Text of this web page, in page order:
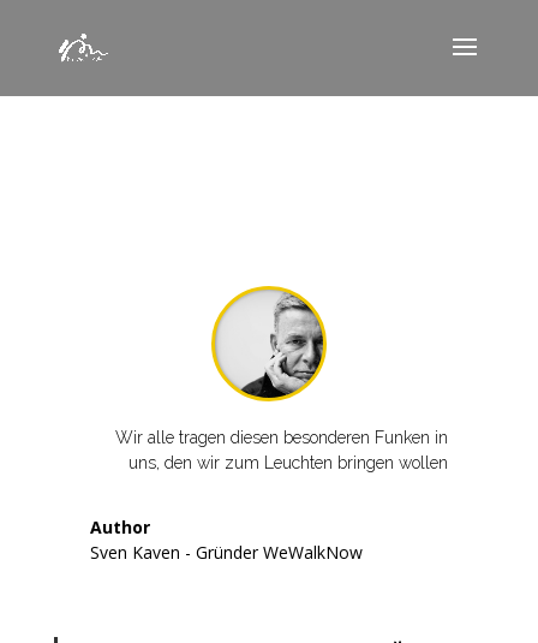
Wir alle tragen diesen besonderen Funken in
uns, den wir zum Leuchten bringen wollen
Author
Sven Kaven - Gründer WeWalkNow